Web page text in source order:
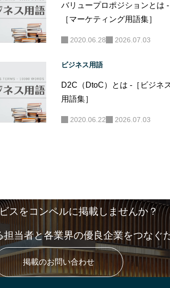
バリュープロポジションとは -
［マーケティング用語集］
2020.06.28 2026.07.03
ビジネス用語
D2C（DtoC）とは -［ビジネ
用語集］
2020.06.22 2026.07.03
スをコンペルに掲載しませんか？
当者と各業界の優良企業をつなぐ
掲載のお問い合わせ